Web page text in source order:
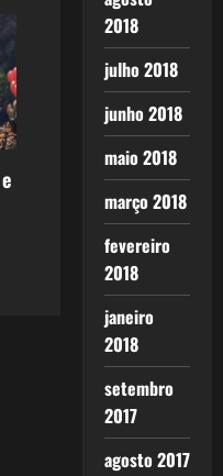
2018
julho 2018
junho 2018
maio 2018
março 2018
fevereiro
2018
janeiro
2018
setembro
2017
agosto 2017